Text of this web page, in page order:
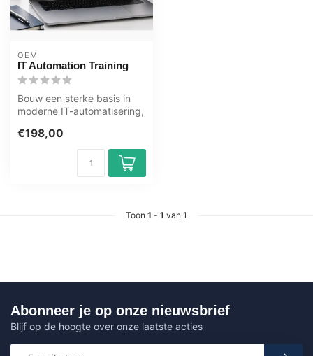
OEM
IT Automation Training
Bouw een sterke basis in
moderne IT-automatisering,
poli...
€198,00
Toon 1 - 1 van 1
Abonneer je op onze nieuwsbrief
Blijf op de hoogte over onze laatste acties